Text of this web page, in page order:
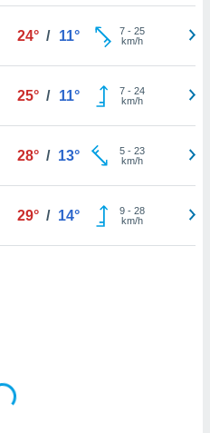
24° / 11° 7- 25
km/h
25° / 11° 7- 24
km/h
28° / 13° 5- 23
km/h
29° / 14° 9- 28
km/h